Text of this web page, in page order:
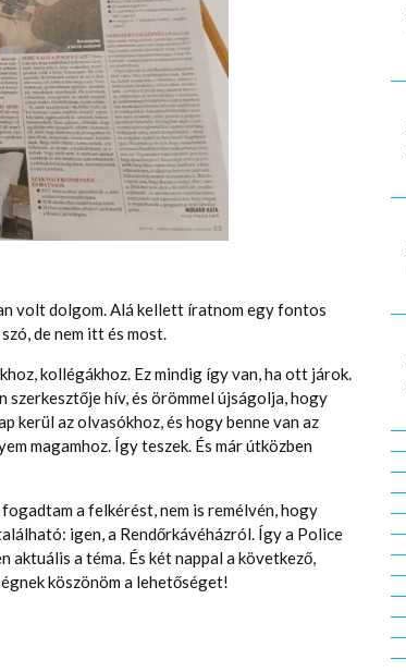
volt dolgom. Alá kellett íratnom egy fontos
de nem itt és most.
kollégákhoz. Ez mindig így van, ha ott járok.
hív, és örömmel újságolja, hogy
kerül az olvasókhoz, és hogy benne van az
magamhoz. Így teszek. És már útközben
a felkérést, nem is remélvén, hogy
igen, a Rendőrkávéházról. Így a Police
a téma. És két nappal a következő,
köszönöm a lehetőséget!